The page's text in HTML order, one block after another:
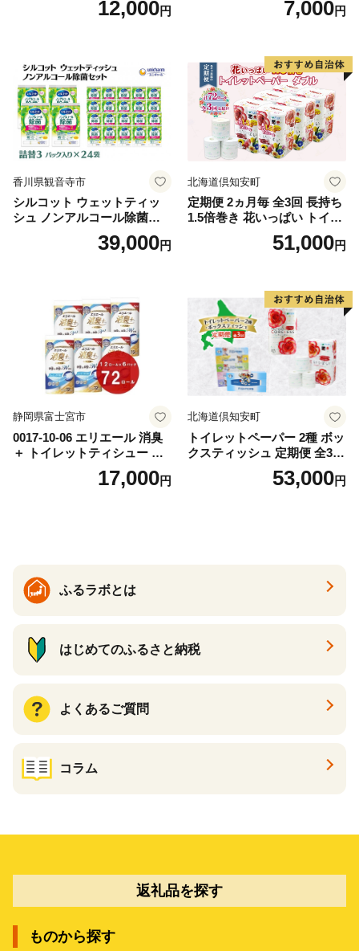
段使い 無地 シンプル 日用品
12,000円
ボディソープ 泡 日用品 消耗
泡石鹸 石鹸 兵庫 兵庫県 小野
7,000円
香川県観音寺市
シルコット ウェットティッ
シュ ノンアルコール除菌詰
替（43枚×3P）×24袋 日用品
おもちゃ 拭き取り 手拭き 外
39,000円
北海道倶知安町
定期便 2ヵ月毎 全3回 長持ち
1.5倍巻き 花いっぱい トイレ
ットペーパー ダブル 45ｍ 計
72ロール 全18種 花柄 プリン
ー 消耗品 備蓄 送料無料 北海
道 倶知安町 日用品
51,000円
静岡県富士宮市
0017-10-06 エリエール 消臭
＋ トイレットティシュー し
っかり香るフレッシュクリア
の香り ダブル 12ロール×6パ
17,000円
北海道倶知安町
トイレットペーパー 2種 ボッ
クスティッシュ 定期便 全3
回 日本製 まとめ買い 防災
常備品 日用雑貨 消耗品 生活
53,000円
ふるラボとは
はじめてのふるさと納税
よくあるご質問
コラム
返礼品を探す
ものから探す